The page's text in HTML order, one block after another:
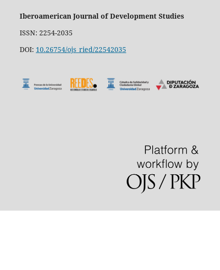
Iberoamerican Journal of Development Studies
ISSN: 2254-2035
DOI: 10.26754/ojs_ried/22542035